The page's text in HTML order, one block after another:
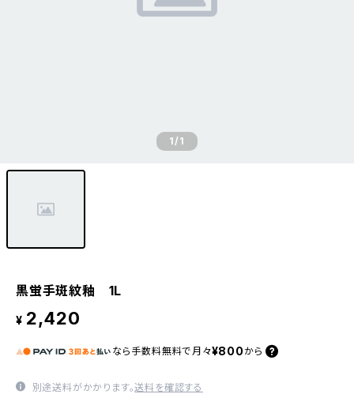
1/1
黒蛍手斑紋釉 1L
¥ 2,420
なら 手数料無料で 月々¥800 から
別途送料がかかります。送料を確認する